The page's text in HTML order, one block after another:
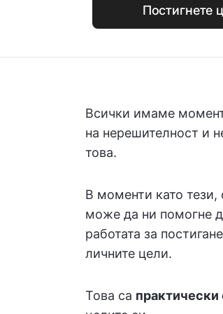
Постигнете
Всички имаме
на нерешителност и
това.
В моменти като тези,
може да ни помогне
работата за
личните цели.
Това са практически